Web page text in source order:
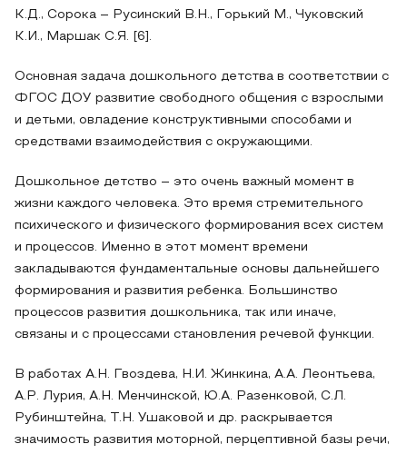
К.Д., Сорока – Русинский В.Н., Горький М., Чуковский
К.И., Маршак С.Я. [6].
Основная задача дошкольного детства в соответствии с
ФГОС ДОУ развитие свободного общения с взрослыми
и детьми, овладение конструктивными способами и
средствами взаимодействия с окружающими.
Дошкольное детство – это очень важный момент в
жизни каждого человека. Это время стремительного
психического и физического формирования всех систем
и процессов. Именно в этот момент времени
закладываются фундаментальные основы дальнейшего
формирования и развития ребенка. Большинство
процессов развития дошкольника, так или иначе,
связаны и с процессами становления речевой функции.
В работах А.Н. Гвоздева, Н.И. Жинкина, А.А. Леонтьева,
А.Р. Лурия, А.Н. Менчинской, Ю.А. Разенковой, С.Л.
Рубинштейна, Т.Н. Ушаковой и др. раскрывается
значимость развития моторной, перцептивной базы речи,